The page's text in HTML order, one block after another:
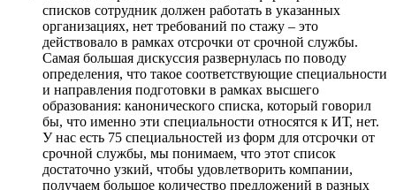
списков сотрудник должен работать в указанных
организациях, нет требований по стажу – это
действовало в рамках отсрочки от срочной службы.
Самая большая дискуссия развернулась по поводу
определения, что такое соответствующие специальности
и направления подготовки в рамках высшего
образования: канонического списка, который говорил
бы, что именно эти специальности относятся к ИТ, нет.
У нас есть 75 специальностей из форм для отсрочки от
срочной службы, мы понимаем, что этот список
достаточно узкий, чтобы удовлетворить компании,
получаем большое количество предложений в разных